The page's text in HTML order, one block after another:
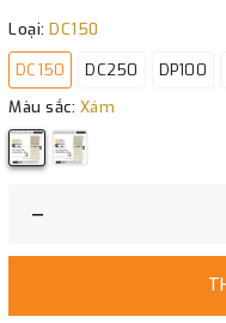
Loại: DC150
DC150
DC250 DP100
Màu sắc: Xám
–